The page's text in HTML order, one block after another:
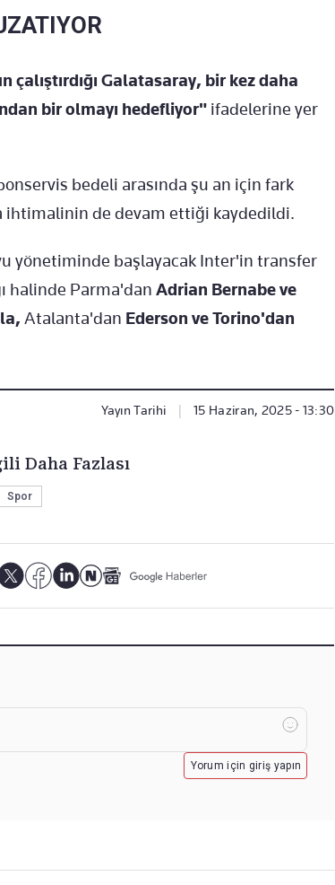
çalıştırdığı Galatasaray, bir kez daha
bir olmayı hedefliyor" ifadelerine yer
bedeli arasında şu an için fark
ihtimalinin de devam ettiği kaydedildi.
yönetiminde başlayacak Inter'in transfer
halinde Parma'dan Adrian Bernabe ve
Atalanta'dan Ederson ve Torino'dan
Yayın Tarihi 15 Haziran, 2025 - 13:30
Daha Fazlası
Spor
Yorum için giriş yapın